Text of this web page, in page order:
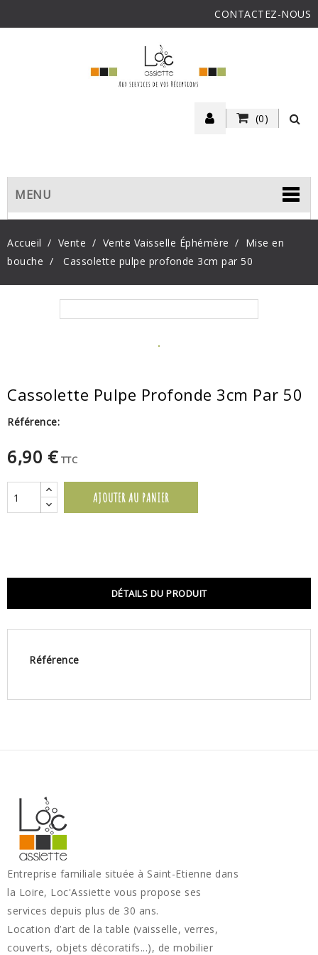
CONTACTEZ-NOUS
(0)
MENU
Accueil Vente Vente Vaisselle Éphémère
Mise en
bouche
Cassolette pulpe profonde 3cm par 50
Cassolette Pulpe Profonde 3cm Par 50
Référence:
6,90 € TTC
AJOUTER AU PANIER
DÉTAILS DU PRODUIT
Référence
Entreprise familiale située à Saint-Etienne dans
la Loire, Loc'Assiette vous propose ses
services depuis plus de 30 ans.
Location d’art de la table (vaisselle, verres,
couverts, objets décoratifs...), de mobilier